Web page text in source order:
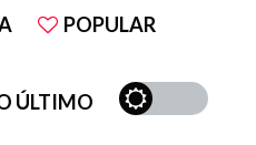
POPULAR
ÚLTIMO